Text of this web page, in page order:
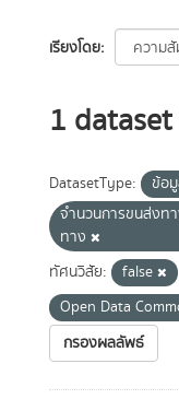
เรียงโดย
1
DatasetType: ข้อ
จำนวนการขนส่ง
ทาง
ทัศนวิสัย:
false
Open Data
กรองผลลัพธ์